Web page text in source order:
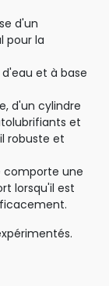
d'un
pour la
et à base
d'un cylindre
et
robuste et
comporte une
lorsqu'il est